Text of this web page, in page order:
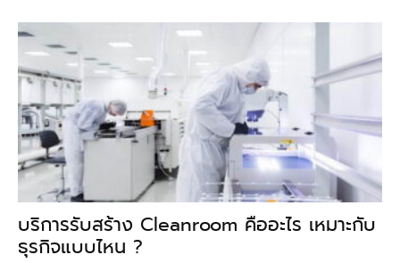
บริการรับสร้าง Cleanroom คืออะไร เหมาะกับ
ธุรกิจแบบไหน ?